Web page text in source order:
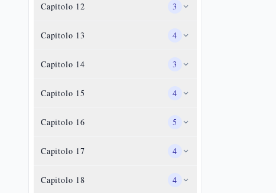
Capitolo 12 3
Capitolo 13 4
Capitolo 14 3
Capitolo 15 4
Capitolo 16 5
Capitolo 17 4
Capitolo 18 4